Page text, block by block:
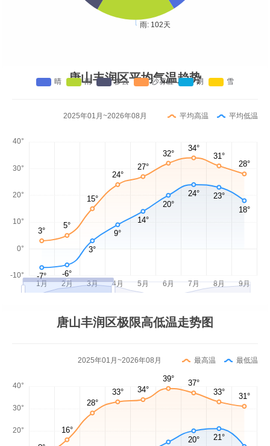
唐山丰润区平均气温趋势
2025年01月~2026年08月 平均高温 平均低温
唐山丰润区极限高低温走势图
2025年01月~2026年08月 最高温 最低温